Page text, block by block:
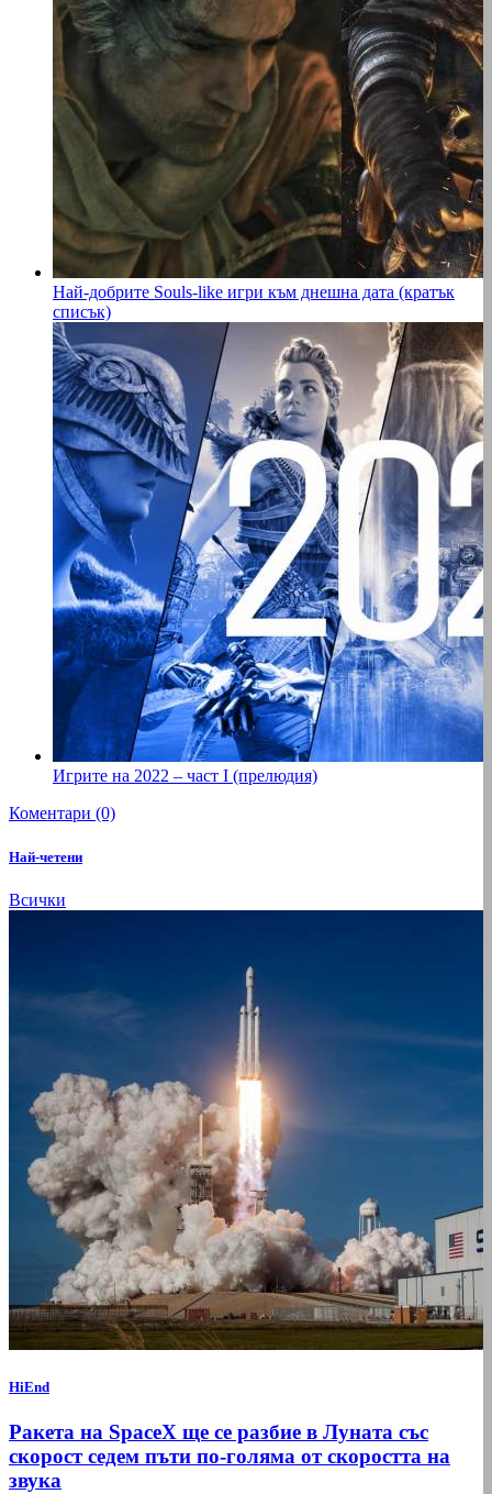
Най-добрите Souls-like игри към днешна дата (кратък
списък)
Игрите на 2022 – част I (прелюдия)
Коментари (0)
Най-четени
Всички
HiEnd
Ракета на SpaceX ще се разбие в Луната със
скорост седем пъти по-голяма от скоростта на
звука